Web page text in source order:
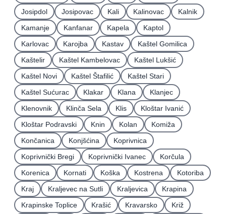
Josipdol
Josipovac Kali Kalinovac
Kalnik
Kamanje
Kanfanar Kapela
Kaptol
Karlovac
Karojba Kastav
Kaštel Gomilica
Kaštelir
Kaštel Kambelovac
Kaštel Lukšić
Kaštel Novi
Kaštel Štafilić
Kaštel Stari
Kaštel Sućurac
Klakar Klana
Klanjec
Klenovnik
Klinča Sela Klis
Kloštar Ivanić
Kloštar Podravski
Knin Kolan
Komiža
Končanica
Konjšćina
Koprivnica
Koprivnički Bregi
Koprivnički Ivanec
Korčula
Korenica
Kornati Koška Kostrena
Kotoriba
Kraj
Kraljevec na Sutli Kraljevica
Krapina
Krapinske Toplice
Krašić Kravarsko
Križ